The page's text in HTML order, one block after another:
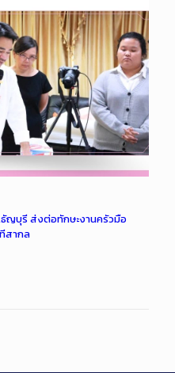
ธัญบุรี ส่งต่อทักษะงานครัวมือ
สากล